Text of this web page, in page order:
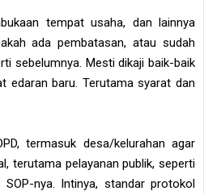
tempat usaha, dan lainnya
ada pembatasan, atau sudah
sebelumnya. Mesti dikaji baik-baik
edaran baru. Terutama syarat dan
termasuk desa/kelurahan agar
terutama pelayanan publik, seperti
SOP-nya. Intinya, standar protokol